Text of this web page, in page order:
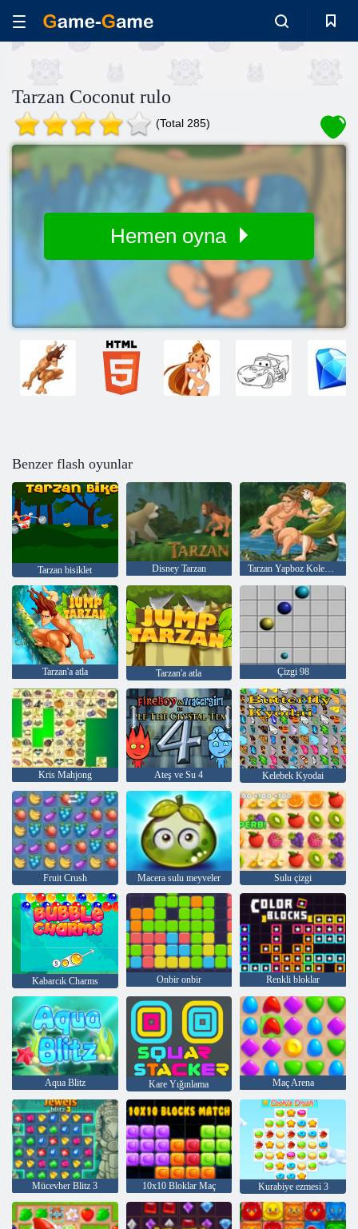
Tarzan Coconut rulo
(Total 285)
Hemen oyna
Benzer flash oyunlar
Tarzan bisiklet Disney Tarzan Tarzan Yapboz Koleksiyonu
Tarzan'a atla Tarzan'a atla Çizgi 98
Kris Mahjong Ateş ve Su 4 Kelebek Kyodai
Fruit Crush Macera sulu meyveler Sulu çizgi
Kabarcık Charms Onbir onbir Renkli bloklar
Aqua Blitz Kare Yığınlama Maç Arena
Mücevher Blitz 3 10x10 Bloklar Maç Kurabiye ezmesi 3